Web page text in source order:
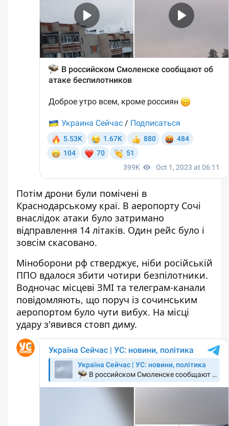
Потім дрони були помічені в
Краснодарському краї. В аеропорту Сочі
внаслідок атаки було затримано
відправлення 14 літаків. Один рейс було і
зовсім скасовано.
Міноборони рф стверджує, ніби російській
ППО вдалося збити чотири безпілотники.
Водночас місцеві ЗМІ та телеграм-канали
повідомляють, що поруч із сочинським
аеропортом було чути вибух. На місці
удару з'явився стовп диму.